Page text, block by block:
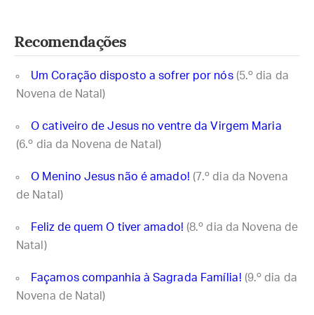
Recomendações
Um Coração disposto a sofrer por nós(5.º dia da
Novena de Natal)
O cativeiro de Jesus no ventre da Virgem Maria
(6.º dia da Novena de Natal)
O Menino Jesus não é amado! (7.º dia da Novena
de Natal)
Feliz de quem O tiver amado! (8.º dia da Novena de
Natal)
Façamos companhia à Sagrada Família! (9.º dia da
Novena de Natal)